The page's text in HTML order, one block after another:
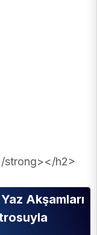
strong></h2>
Akşamları